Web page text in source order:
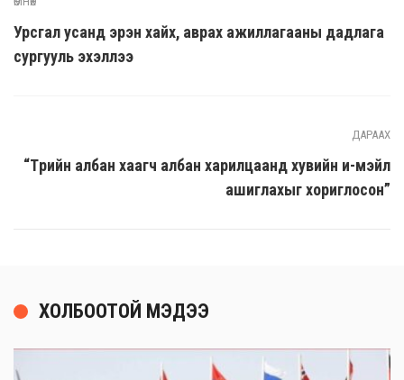
Урсгал усанд эрэн хайх, аврах ажиллагааны дадлага
сургууль эхэллээ
ДАРААХ
“Төрийн албан хаагч албан харилцаанд хувийн и-мэйл
ашиглахыг хориглосон”
ХОЛБООТОЙ МЭДЭЭ